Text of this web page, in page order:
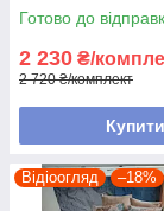
Готово до
2 230 ₴/
2 720 ₴/комплект
Купити
Відіоогляд –18%